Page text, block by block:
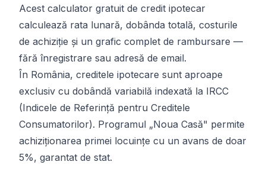
Acest calculator gratuit de credit ipotecar
calculează rata lunară, dobânda totală, costurile
de achiziție și un grafic complet de rambursare —
fără înregistrare sau adresă de email.
În România, creditele ipotecare sunt aproape
exclusiv cu dobândă variabilă indexată la IRCC
(Indicele de Referință pentru Creditele
Consumatorilor). Programul „Noua Casă" permite
achiziționarea primei locuințe cu un avans de doar
5%, garantat de stat.